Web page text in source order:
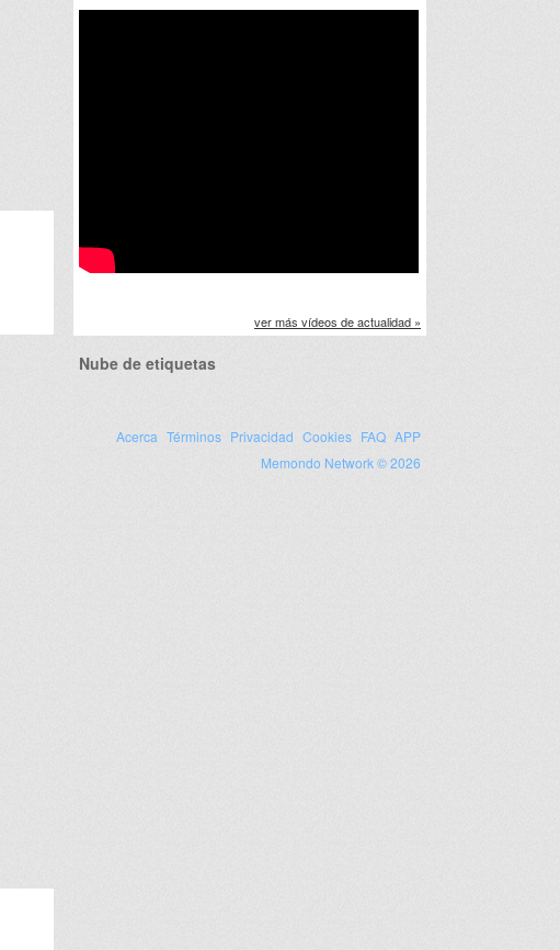
ver más vídeos de actualidad »
Nube de etiquetas
Acerca Términos Privacidad Cookies FAQ APP
Memondo Network © 2026